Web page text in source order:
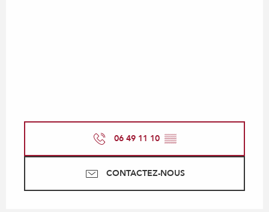
06 49 11 10 ▒▒
CONTACTEZ-NOUS